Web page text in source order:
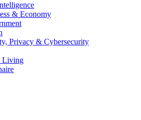
& Economy
Privacy & Cybersecurity
Living